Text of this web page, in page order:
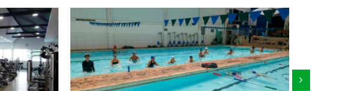
Treinamento Funcional e
(TRX)